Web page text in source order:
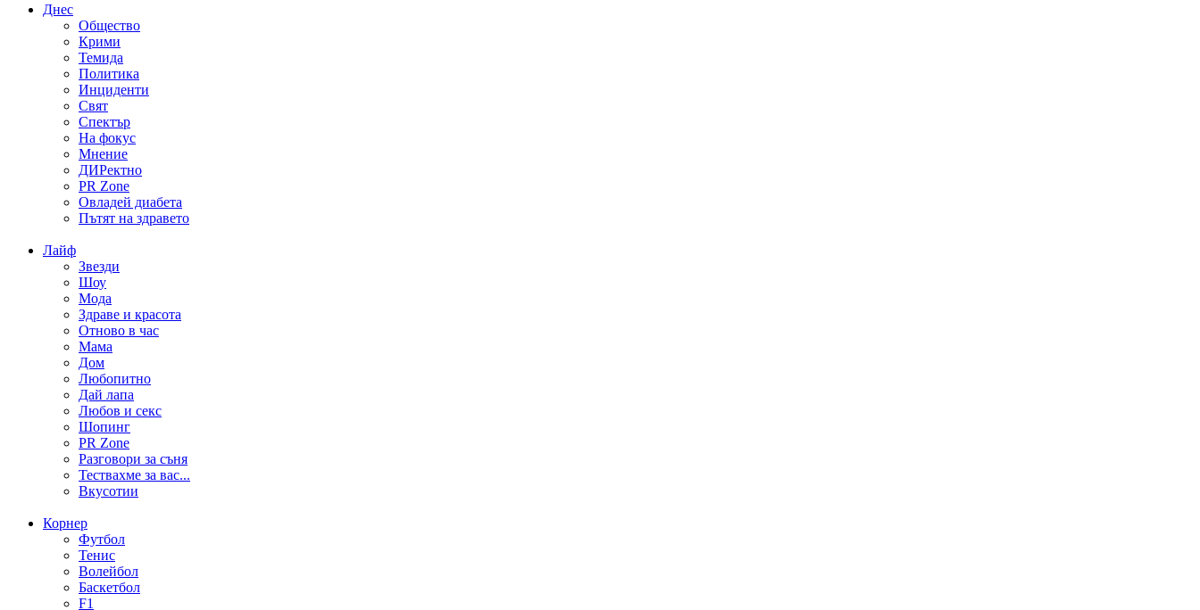
Днес
Общество
Крими
Темида
Политика
Инциденти
Свят
Спектър
На фокус
Мнение
ДИРектно
PR Zone
Овладей диабета
Пътят на здравето
Лайф
Звезди
Шоу
Мода
Здраве и красота
Отново в час
Мама
Дом
Любопитно
Дай лапа
Любов и секс
Шопинг
PR Zone
Разговори за съня
Тествахме за вас...
Вкусотии
Корнер
Футбол
Тенис
Волейбол
Баскетбол
F1